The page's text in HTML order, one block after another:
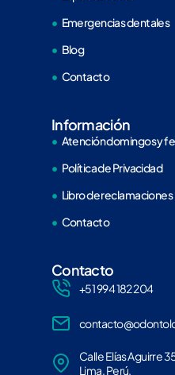
Emergencias dentales
Blog
Contacto
Información
Atención domingos y
Política de Privacidad
Libro de reclamaciones
Contacto
Contacto
+51 994 182 204
Calle Elías Aguirre
Lima, Perú.